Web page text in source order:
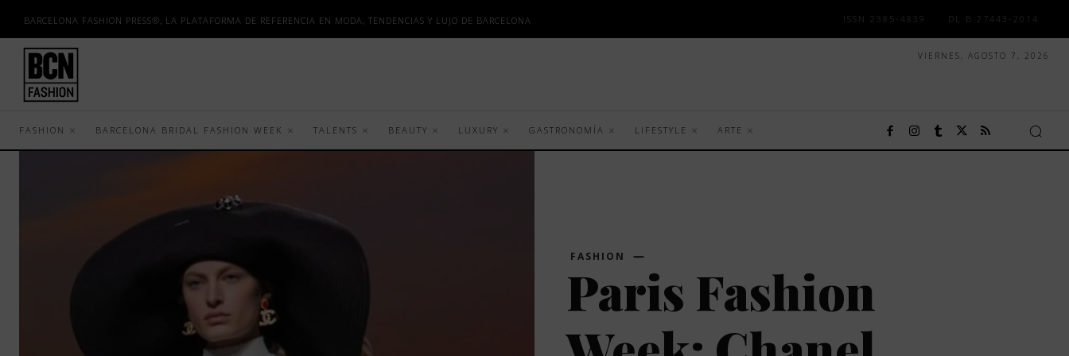
BARCELONA FASHION PRESS®, LA PLATAFORMA DE REFERENCIA EN MODA, TENDENCIAS Y LUJO DE BARCELONA ISSN 2385-4839 DL B 27443-2014
VIERNES, AGOSTO 7, 2026
FASHION BARCELONA BRIDAL FASHION WEEK TALENTS BEAUTY LUXURY GASTRONOMÍA LIFESTYLE ARTE
FASHION
Paris Fashion